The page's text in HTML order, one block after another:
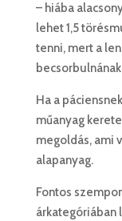
– hiába
lehet 1,5
tenni, mert a
Ha a
műanyag
megoldás, ami
alapanyag.
Fontos
árkategóriában